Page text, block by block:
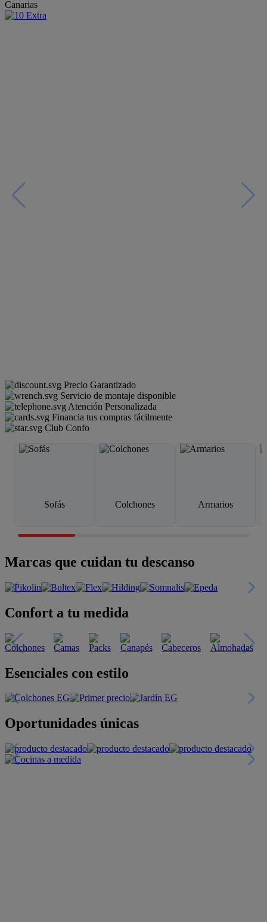
Canarias
Precio Garantizado
Servicio de montaje disponible
Atención Personalizada
Financia tus compras fácilmente
Club Confo
Sofás Colchones Armarios
Marcas que cuidan tu descanso
Confort a tu medida
Esenciales con estilo
Oportunidades únicas